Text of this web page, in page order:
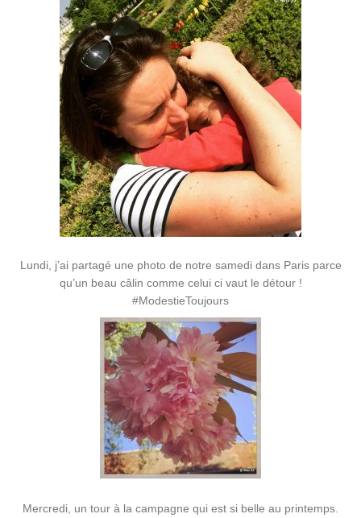
Lundi, j’ai partagé une photo de notre samedi dans Paris parce
qu’un beau câlin comme celui ci vaut le détour !
#ModestieToujours
Mercredi, un tour à la campagne qui est si belle au printemps.